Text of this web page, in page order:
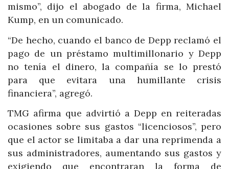
mismo”, dijo el abogado de la firma, Michael
Kump, en un comunicado.
“De hecho, cuando el banco de Depp reclamó el
pago de un préstamo multimillonario y Depp
no tenía el dinero, la compañía se lo prestó
para que evitara una humillante crisis
financiera”, agregó.
TMG afirma que advirtió a Depp en reiteradas
ocasiones sobre sus gastos “licenciosos”, pero
que el actor se limitaba a dar una reprimenda a
sus administradores, aumentando sus gastos y
exigiendo que encontraran la forma de